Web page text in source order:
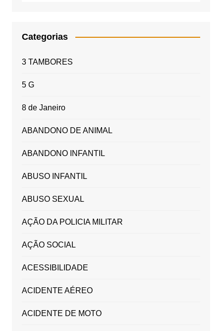
Categorias
3 TAMBORES
5 G
8 de Janeiro
ABANDONO DE ANIMAL
ABANDONO INFANTIL
ABUSO INFANTIL
ABUSO SEXUAL
AÇÃO DA POLICIA MILITAR
AÇÃO SOCIAL
ACESSIBILIDADE
ACIDENTE AÉREO
ACIDENTE DE MOTO